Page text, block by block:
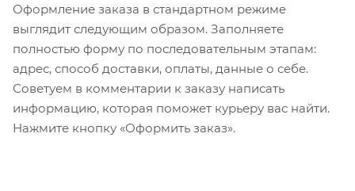
Оформление заказа в стандартном режиме
выглядит следующим образом. Заполняете
полностью форму по последовательным этапам:
адрес, способ доставки, оплаты, данные о себе.
Советуем в комментарии к заказу написать
информацию, которая поможет курьеру вас найти.
Нажмите кнопку «Оформить заказ».